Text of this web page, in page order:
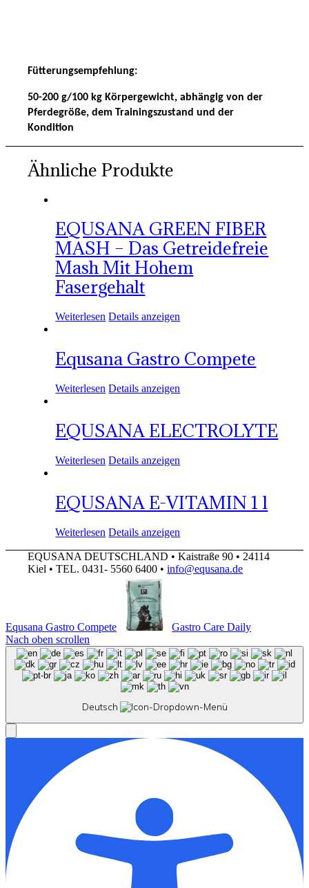
Fütterungsempfehlung:
50-200 g/100 kg Körpergewicht, abhängig von der
Pferdegröße, dem Trainingszustand und der
Kondition
Ähnliche Produkte
EQUSANA GREEN FIBER
MASH – Das Getreidefreie
Mash Mit Hohem
Fasergehalt
Weiterlesen Details anzeigen
Equsana Gastro Compete
Weiterlesen Details anzeigen
EQUSANA ELECTROLYTE
Weiterlesen Details anzeigen
EQUSANA E-VITAMIN 1 l
Weiterlesen Details anzeigen
EQUSANA DEUTSCHLAND • Kaistraße 90 • 24114
Kiel • TEL. 0431- 5560 6400 •info@equsana.de
Equsana Gastro Compete
Gastro Care Daily
Nach oben scrollen
Deutsch